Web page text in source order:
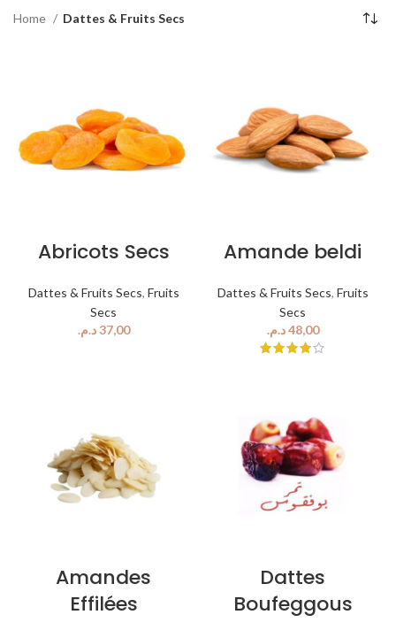
Home Dattes & Fruits Secs
Abricots Secs
Dattes & Fruits Secs, Fruits
Secs
د.م.
Amande beldi
Dattes & Fruits Secs, Fruits
Secs
د.م.
Amandes
Effilées
Dattes
Boufeggous